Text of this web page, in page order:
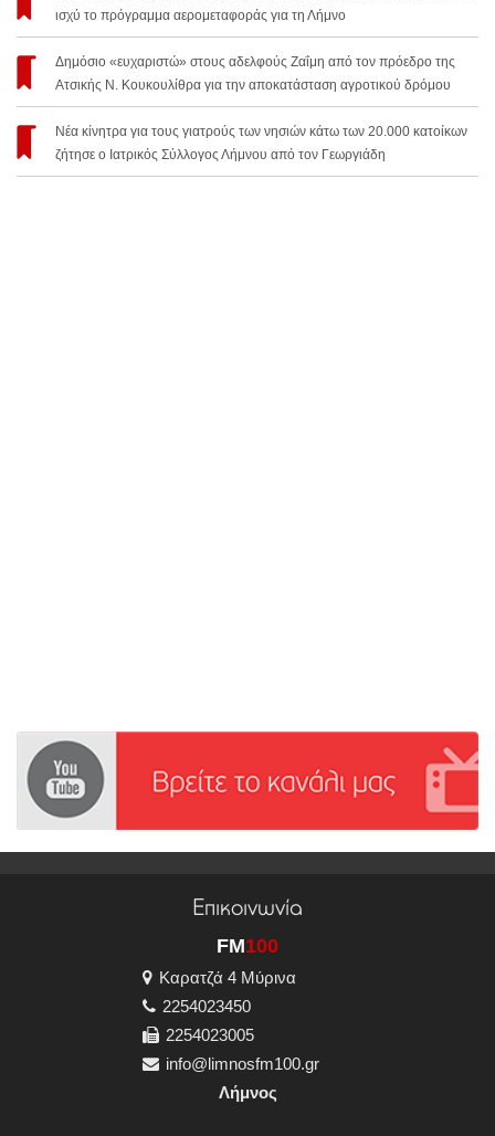
ισχύ το πρόγραμμα αερομεταφοράς για τη Λήμνο
Δημόσιο «ευχαριστώ» στους αδελφούς Ζαΐμη από τον πρόεδρο της
Ατσικής Ν. Κουκουλίθρα για την αποκατάσταση αγροτικού δρόμου
Νέα κίνητρα για τους γιατρούς των νησιών κάτω των 20.000 κατοίκων
ζήτησε ο Ιατρικός Σύλλογος Λήμνου από τον Γεωργιάδη
Επικοινωνία
FM100
Καρατζά 4 Μύρινα
2254023450
2254023005
info@limnosfm100.gr
Λήμνος